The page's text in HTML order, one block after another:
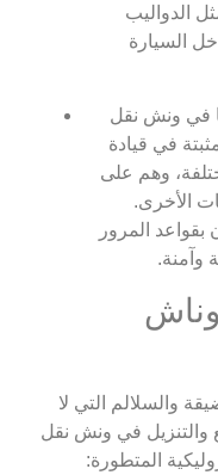
الدواليب
السيارة
في ونش نقل
في قيادة
وهم على
الأخرى.
بقواعد المرور
وآمنة.
والسلالم التي لا
والتنزيل في ونش نقل
المتطورة: